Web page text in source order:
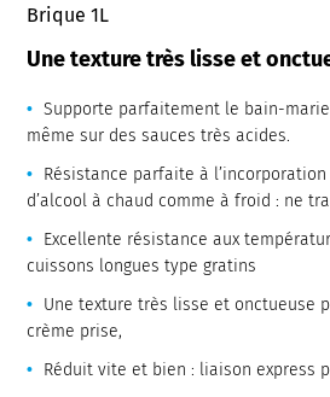
Brique 1L
Une texture très lisse et
Supporte parfaitement le bain-
même sur des sauces très acides.
Résistance parfaite à
d’alcool à chaud comme à froid : ne
Excellente résistance aux
cuissons longues type gratins
Une texture très lisse et onctueuse
crème prise,
Réduit vite et bien : liaison express